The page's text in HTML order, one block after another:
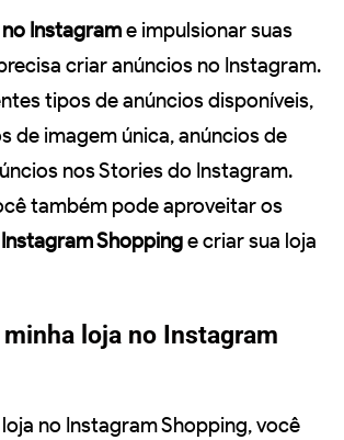
Instagrame impulsionar suas
criar anúncios no Instagram.
tipos de anúncios disponíveis,
de imagem única, anúncios de
nos Stories do Instagram.
também pode aproveitar os
Shoppinge criar sua loja
loja no Instagram
no Instagram Shopping, você